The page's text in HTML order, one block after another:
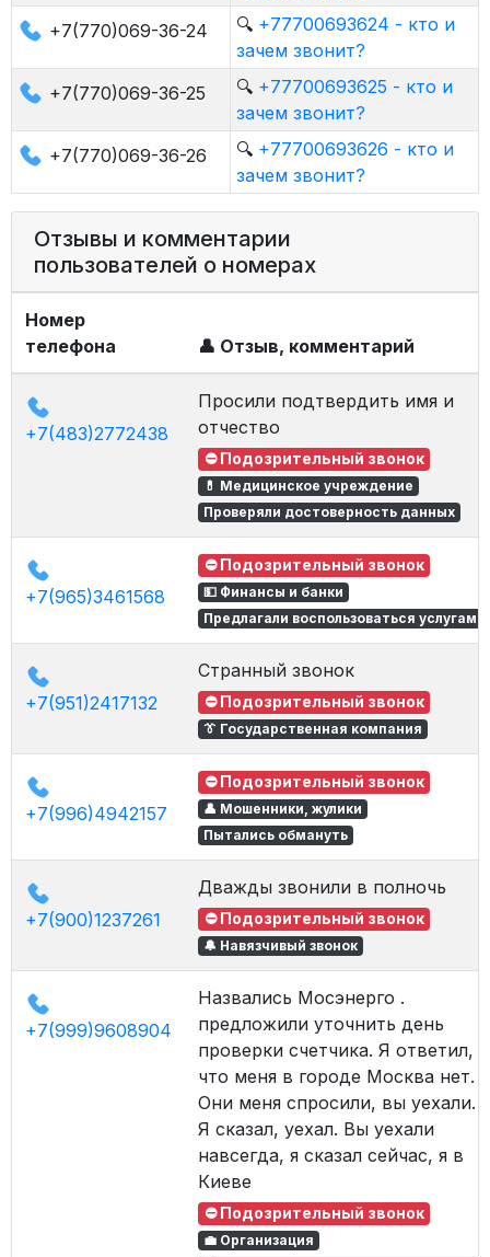
+7(770)069-36-24
🔍 +77700693624 - кто и
зачем звонит?
+7(770)069-36-25
🔍 +77700693625 - кто и
зачем звонит?
+7(770)069-36-26
🔍 +77700693626 - кто и
зачем звонит?
Отзывы и комментарии
пользователей о номерах
Номер
телефона
👤 Отзыв, комментарий
+7(483)2772438
Просили подтвердить имя и
отчество
⛔ Подозрительный звонок
💊 Медицинское учреждение
Проверяли достоверность данных
+7(965)3461568
⛔ Подозрительный звонок
💵 Финансы и банки
Предлагали воспользоваться услугами
+7(951)2417132
Странный звонок
⛔ Подозрительный звонок
👔 Государственная компания
+7(996)4942157
⛔ Подозрительный звонок
👤 Мошенники, жулики
Пытались обмануть
+7(900)1237261
Дважды звонили в полночь
⛔ Подозрительный звонок
🔔 Навязчивый звонок
+7(999)9608904
Назвались Мосэнерго .
предложили уточнить день
проверки счетчика. Я ответил,
что меня в городе Москва нет.
Они меня спросили, вы уехали.
Я сказал, уехал. Вы уехали
навсегда, я сказал сейчас, я в
Киеве
⛔ Подозрительный звонок
💼 Организация